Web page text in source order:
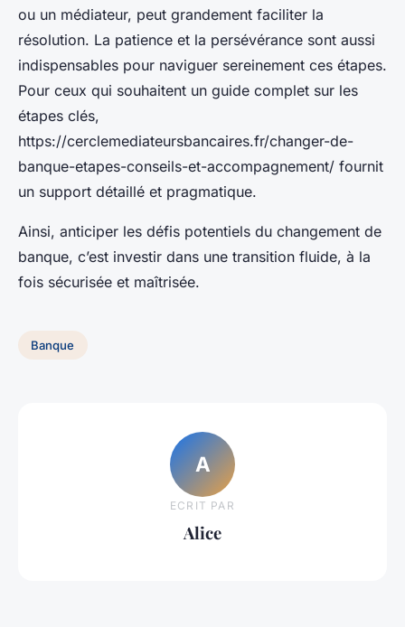
ou un médiateur, peut grandement faciliter la
résolution. La patience et la persévérance sont aussi
indispensables pour naviguer sereinement ces étapes.
Pour ceux qui souhaitent un guide complet sur les
étapes clés,
https://cerclemediateursbancaires.fr/changer-de-
banque-etapes-conseils-et-accompagnement/ fournit
un support détaillé et pragmatique.
Ainsi, anticiper les défis potentiels du changement de
banque, c’est investir dans une transition fluide, à la
fois sécurisée et maîtrisée.
Banque
A
ECRIT PAR
Alice